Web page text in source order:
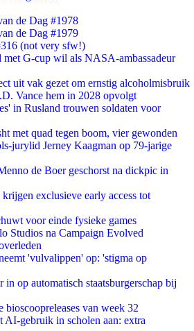
de Dag #1978
de Dag #1979
(not very sfw!)
met G-cup wil als NASA-ambassadeur
uit vak gezet om ernstig alcoholmisbruik
Vance hem in 2028 opvolgt
in Rusland trouwen soldaten voor
met quad tegen boom, vier gewonden
jurylid Jerney Kaagman op 79-jarige
de Boer geschorst na dickpic in
exclusieve early access tot
voor einde fysieke games
Studios na Campaign Evolved
'vulvalippen' op: 'stigma op
op automatisch staatsburgerschap bij
bioscoopreleases van week 32
AI-gebruik in scholen aan: extra